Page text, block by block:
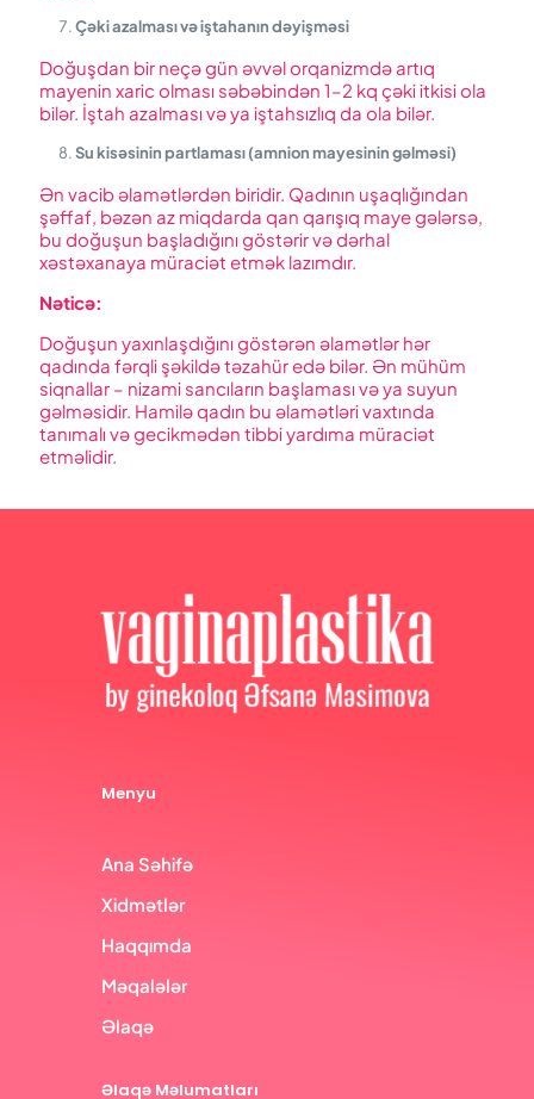
Çəki azalması və iştahanın dəyişməsi
Doğuşdan bir neçə gün əvvəl orqanizmdə artıq
mayenin xaric olması səbəbindən 1–2 kq çəki itkisi ola
bilər. İştah azalması və ya iştahsızlıq da ola bilər.
Su kisəsinin partlaması (amnion mayesinin gəlməsi)
Ən vacib əlamətlərdən biridir. Qadının uşaqlığından
şəffaf, bəzən az miqdarda qan qarışıq maye gələrsə,
bu doğuşun başladığını göstərir və dərhal
xəstəxanaya müraciət etmək lazımdır.
Nəticə:
Doğuşun yaxınlaşdığını göstərən əlamətlər hər
qadında fərqli şəkildə təzahür edə bilər. Ən mühüm
siqnallar – nizami sancıların başlaması və ya suyun
gəlməsidir. Hamilə qadın bu əlamətləri vaxtında
tanımalı və gecikmədən tibbi yardıma müraciət
etməlidir.
Menyu
Ana Səhifə
Xidmətlər
Haqqımda
Məqalələr
Əlaqə
Əlaqə Məlumatları